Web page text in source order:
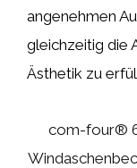
angenehmen
gleichzeitig die
Ästhetik zu
com-four®